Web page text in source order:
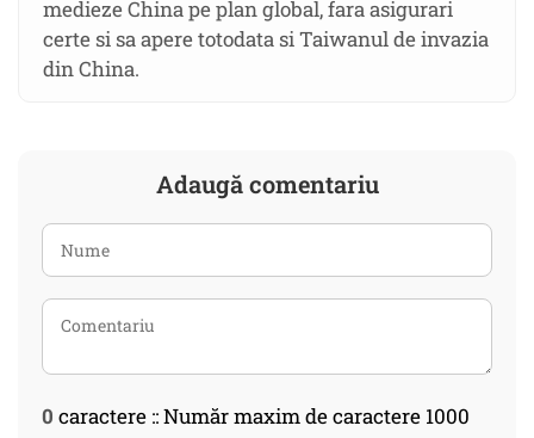
medieze China pe plan global, fara asigurari
certe si sa apere totodata si Taiwanul de invazia
din China.
Adaugă comentariu
0 caractere :: Număr maxim de caractere 1000